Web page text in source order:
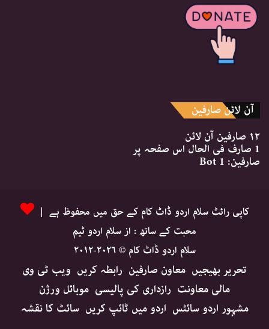
آن لائن صارفین
۱۲ صارفین
آن لائن
1 صارف فی الحال اس صفحہ پر
صارفین: 1 Bot
کاپی رائٹ سلام اردو ڈاٹ کام کے حق میں محفوظ ہے |
محبت کے ساتھ : از سلام اردو ٹیم
سلام اردو ڈاٹ کام © ۲۰۲۶-۲۰۱۲
تحریر بھیجیں معاون صارفین رابطہ کریں ویب ٹی وی
مالی معاونت رازداری کی پالیسی موبائل ورژن
مشہور اردو سائٹس اردو میں ٹائپ کریں سائٹ کا نقشہ